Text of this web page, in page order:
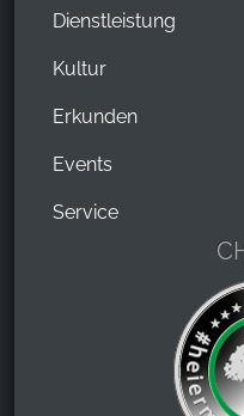
Dienstleistung
Kultur
Erkunden
Events
Service